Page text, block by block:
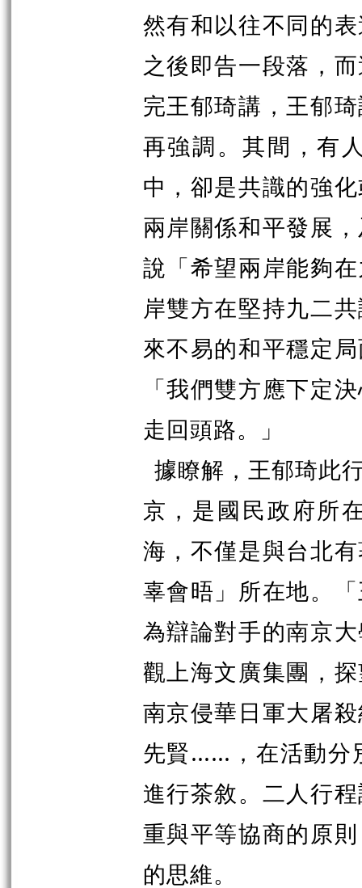
然有和以往不同的
之後即告一段落，
完王郁琦講，王郁
再強調。其間，有
中，卻是共識的強
兩岸關係和平發展
說「希望兩岸能夠
岸雙方在堅持九二
來不易的和平穩定
「我們雙方應下定
走回頭路。」
據瞭解，王郁琦此
京，是國民政府所
海，不僅是與台北
辜會晤」所在地。
為辯論對手的南京
觀上海文廣集團，
南京侵華日軍大屠
先賢……，在活動分
進行茶敘。二人行
重與平等協商的原
的思維。